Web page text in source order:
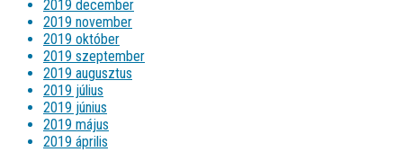
2019 december
2019 november
2019 október
2019 szeptember
2019 augusztus
2019 július
2019 június
2019 május
2019 április